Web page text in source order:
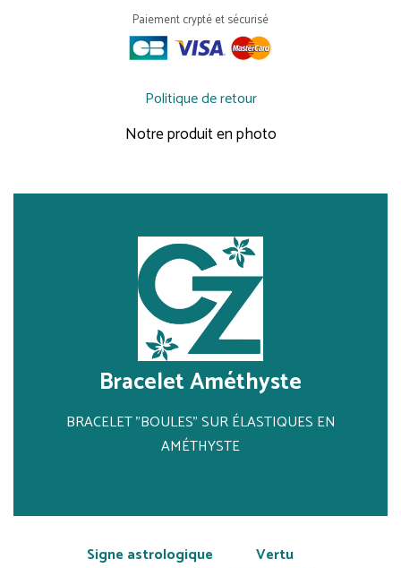
Paiement crypté et sécurisé
Politique de retour
Notre produit en photo
Bracelet Améthyste
BRACELET "BOULES" SUR ÉLASTIQUES EN
AMÉTHYSTE
Signe astrologique
Vertu